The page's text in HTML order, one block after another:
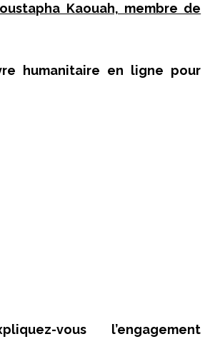
Kaouah, membre de
humanitaire en ligne pour
vous l’engagement